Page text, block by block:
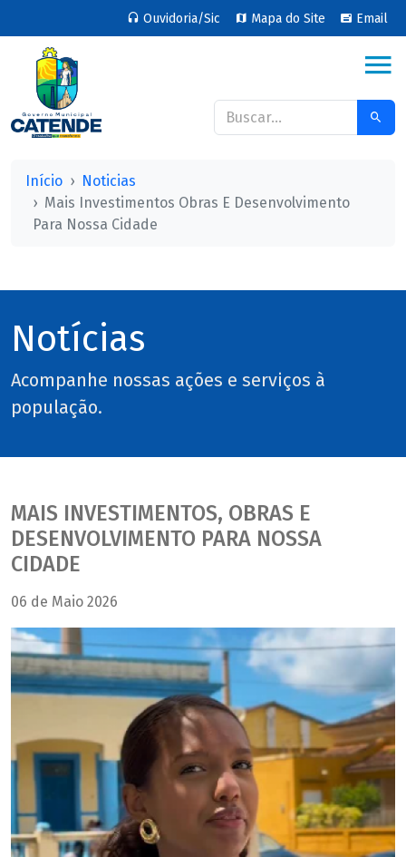
Ouvidoria/Sic Mapa do Site Email
Início
Noticias
Mais Investimentos Obras E Desenvolvimento
Para Nossa Cidade
Notícias
Acompanhe nossas ações e serviços à
população.
MAIS INVESTIMENTOS, OBRAS E
DESENVOLVIMENTO PARA NOSSA
CIDADE
06 de Maio 2026